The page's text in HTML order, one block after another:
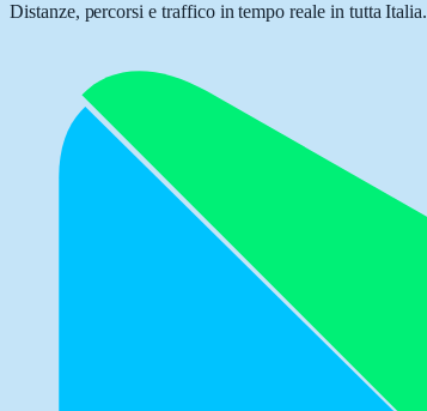
Distanze, percorsi e traffico in tempo reale in tutta Italia.